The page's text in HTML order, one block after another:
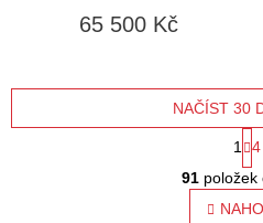
65 500 Kč
O
v
l
NAČÍST 30
S
t
r
1
4
91 položek